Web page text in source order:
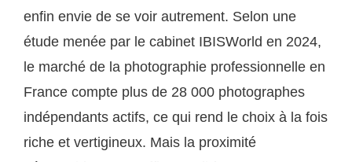
enfin envie de se voir autrement. Selon une
étude menée par le cabinet IBISWorld en 2024,
le marché de la photographie professionnelle en
France compte plus de 28 000 photographes
indépendants actifs, ce qui rend le choix à la fois
riche et vertigineux. Mais la proximité